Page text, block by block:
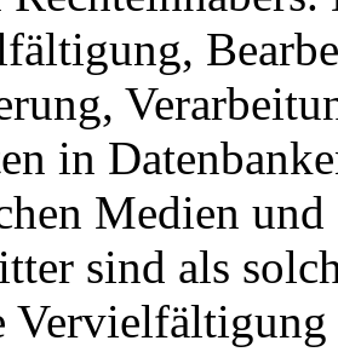
in
Medien
sind als
Vervielfältigung